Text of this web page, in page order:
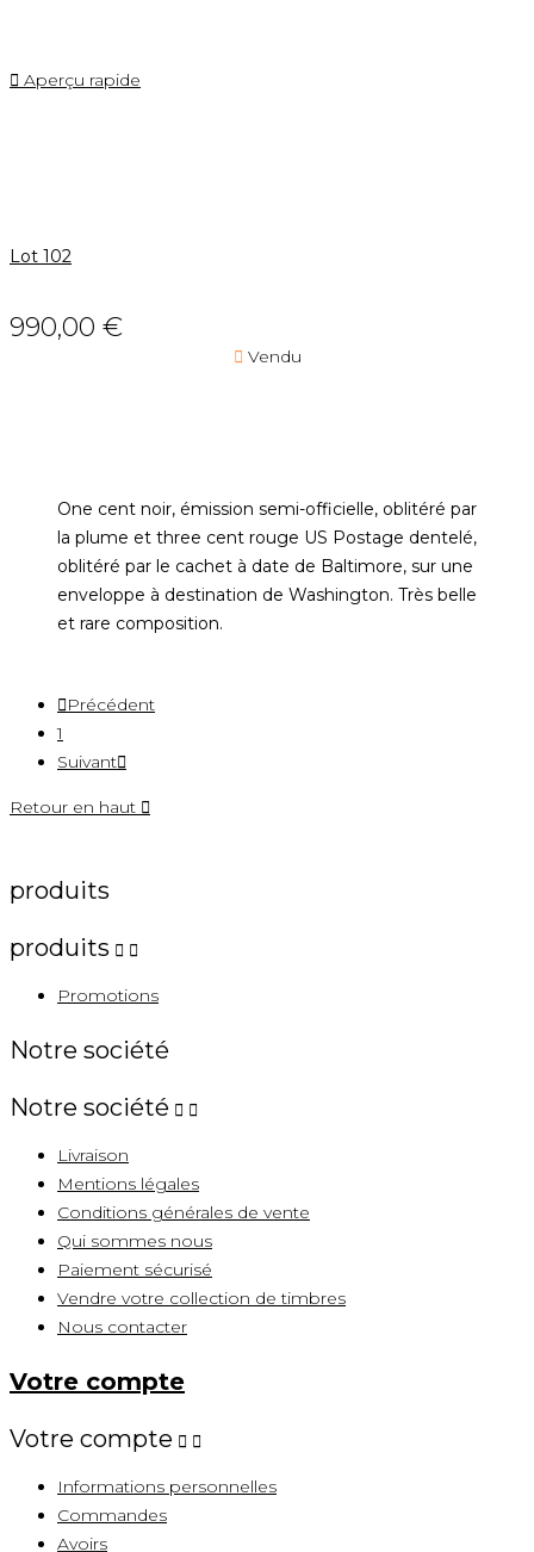
 Aperçu rapide
Lot 102
990,00 €
 Vendu
One cent noir, émission semi-officielle, oblitéré par
la plume et three cent rouge US Postage dentelé,
oblitéré par le cachet à date de Baltimore, sur une
enveloppe à destination de Washington. Très belle
et rare composition.
Précédent
1
Suivant
Retour en haut 
produits
produits  
Promotions
Notre société
Notre société  
Livraison
Mentions légales
Conditions générales de vente
Qui sommes nous
Paiement sécurisé
Vendre votre collection de timbres
Nous contacter
Votre compte
Votre compte  
Informations personnelles
Commandes
Avoirs